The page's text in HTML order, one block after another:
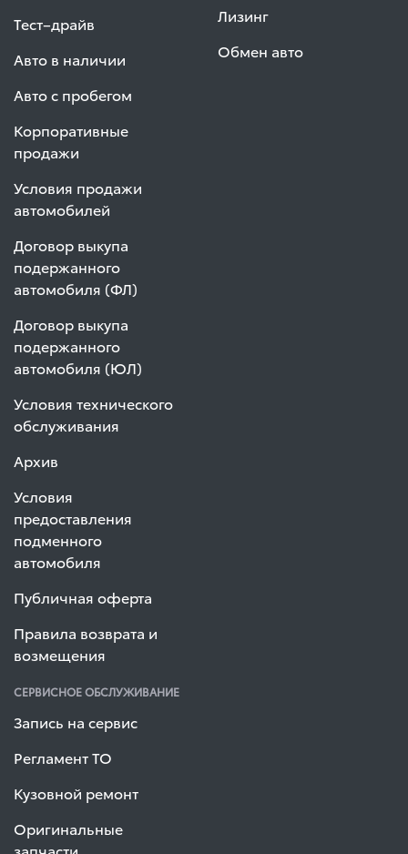
Тест–драйв
Авто в наличии
Авто с пробегом
Корпоративные
продажи
Условия продажи
автомобилей
Договор выкупа
подержанного
автомобиля (ФЛ)
Договор выкупа
подержанного
автомобиля (ЮЛ)
Условия технического
обслуживания
Архив
Условия
предоставления
подменного
автомобиля
Публичная оферта
Правила возврата и
возмещения
Лизинг
Обмен авто
СЕРВИСНОЕ ОБСЛУЖИВАНИЕ
Запись на сервис
Регламент ТО
Кузовной ремонт
Оригинальные